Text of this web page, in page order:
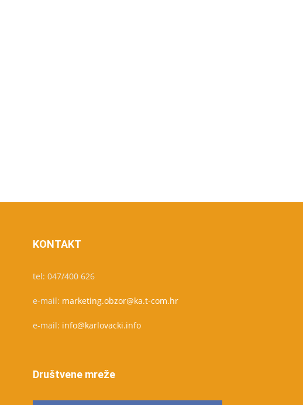
KONTAKT
tel: 047/400 626
e-mail: marketing.obzor@ka.t-com.hr
e-mail: info@karlovacki.info
Društvene mreže